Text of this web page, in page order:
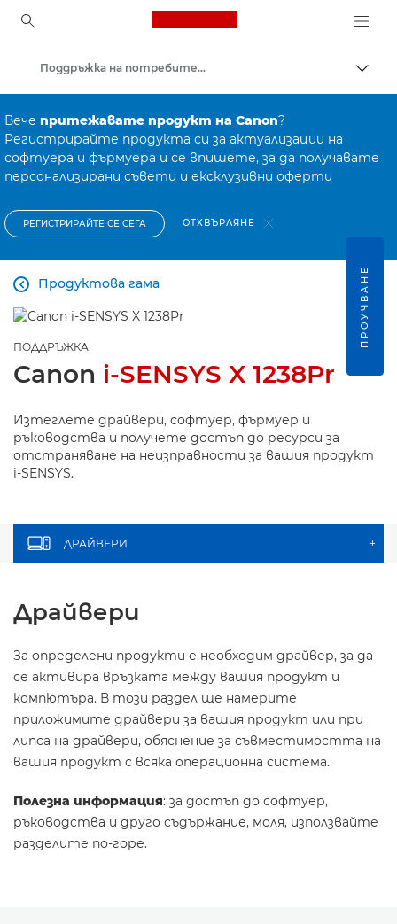
Canon Logo, back to
Поддръжка на потребителски продукти
Вече притежавате продукт на Canon?
Регистрирайте продукта си за актуализации на
софтуера и фърмуера и се впишете, за да получавате
персонализирани съвети и ексклузивни оферти
РЕГИСТРИРАЙТЕ СЕ СЕГА ОТХВЪРЛЯНЕ
Продуктова гама

ПОДДРЪЖКА
Canon i-SENSYS X 1238Pr
Изтеглете драйвери, софтуер, фърмуер и
ръководства и получете достъп до ресурси за
отстраняване на неизправности за вашия продукт
i-SENSYS.
ДРАЙВЕРИ +
Драйвери
За определени продукти е необходим драйвер, за да
се активира връзката между вашия продукт и
компютъра. В този раздел ще намерите
приложимите драйвери за вашия продукт или при
липса на драйвери, обяснение за съвместимостта на
вашия продукт с всяка операционна система.
Полезна информация: за достъп до софтуер,
ръководства и друго съдържание, моля, използвайте
разделите по-горе.
ПРОУЧВАНЕ